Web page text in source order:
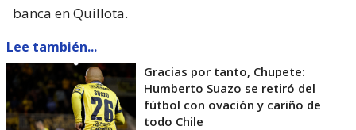
banca en Quillota.
Lee también...
Gracias por tanto, Chupete:
Humberto Suazo se retiró del
fútbol con ovación y cariño de
todo Chile